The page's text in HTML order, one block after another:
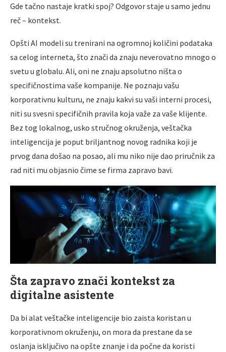
Gde tačno nastaje kratki spoj? Odgovor staje u samo jednu
reč – kontekst.
Opšti AI modeli su trenirani na ogromnoj količini podataka
sa celog interneta, što znači da znaju neverovatno mnogo o
svetu u globalu. Ali, oni ne znaju apsolutno ništa o
specifičnostima vaše kompanije. Ne poznaju vašu
korporativnu kulturu, ne znaju kakvi su vaši interni procesi,
niti su svesni specifičnih pravila koja važe za vaše klijente.
Bez tog lokalnog, usko stručnog okruženja, veštačka
inteligencija je poput briljantnog novog radnika koji je
prvog dana došao na posao, ali mu niko nije dao priručnik za
rad niti mu objasnio čime se firma zapravo bavi.
Šta zapravo znači kontekst za
digitalne asistente
Da bi alat veštačke inteligencije bio zaista koristan u
korporativnom okruženju, on mora da prestane da se
oslanja isključivo na opšte znanje i da počne da koristi